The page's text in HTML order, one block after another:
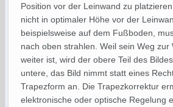
Position vor der Leinwand zu
nicht in optimaler Höhe vor der
beispielsweise auf dem Fußboden,
nach oben strahlen. Weil sein Weg zur
weiter ist, wird der obere Teil des
untere, das Bild nimmt statt eines
Trapezform an. Die Trapezkorrektur
elektronische oder optische Regelung